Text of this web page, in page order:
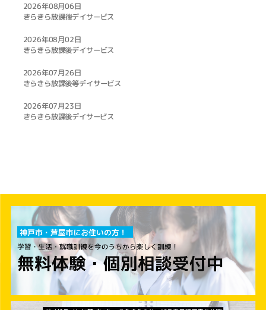
2026年08月06日
きらきら放課後デイサービス
2026年08月02日
きらきら放課後デイサービス
2026年07月26日
きらきら放課後等デイサービス
2026年07月23日
きらきら放課後デイサービス